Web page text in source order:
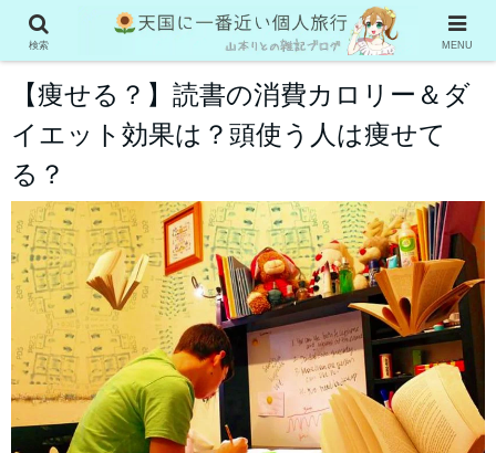
ダイエット
【痩せる？】読書の消費カロリー＆ダ
イエット効果は？頭使う人は痩せて
る？
検索 MENU